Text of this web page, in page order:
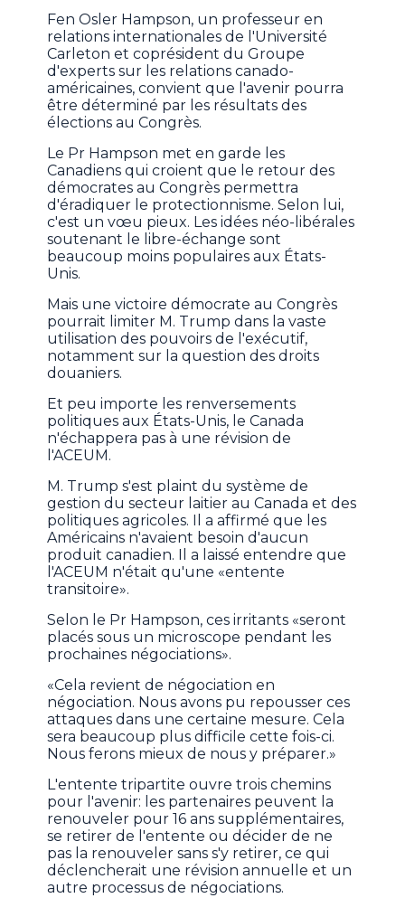
Fen Osler Hampson, un professeur en
relations internationales de l'Université
Carleton et coprésident du Groupe
d'experts sur les relations canado-
américaines, convient que l'avenir pourra
être déterminé par les résultats des
élections au Congrès.
Le Pr Hampson met en garde les
Canadiens qui croient que le retour des
démocrates au Congrès permettra
d'éradiquer le protectionnisme. Selon lui,
c'est un vœu pieux. Les idées néo-libérales
soutenant le libre-échange sont
beaucoup moins populaires aux États-
Unis.
Mais une victoire démocrate au Congrès
pourrait limiter M. Trump dans la vaste
utilisation des pouvoirs de l'exécutif,
notamment sur la question des droits
douaniers.
Et peu importe les renversements
politiques aux États-Unis, le Canada
n'échappera pas à une révision de
l'ACEUM.
M. Trump s'est plaint du système de
gestion du secteur laitier au Canada et des
politiques agricoles. Il a affirmé que les
Américains n'avaient besoin d'aucun
produit canadien. Il a laissé entendre que
l'ACEUM n'était qu'une «entente
transitoire».
Selon le Pr Hampson, ces irritants «seront
placés sous un microscope pendant les
prochaines négociations».
«Cela revient de négociation en
négociation. Nous avons pu repousser ces
attaques dans une certaine mesure. Cela
sera beaucoup plus difficile cette fois-ci.
Nous ferons mieux de nous y préparer.»
L'entente tripartite ouvre trois chemins
pour l'avenir: les partenaires peuvent la
renouveler pour 16 ans supplémentaires,
se retirer de l'entente ou décider de ne
pas la renouveler sans s'y retirer, ce qui
déclencherait une révision annuelle et un
autre processus de négociations.